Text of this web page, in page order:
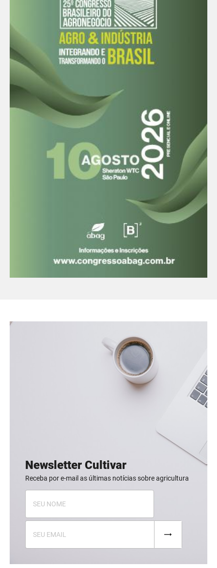
Newsletter Cultivar
Receba por e-mail as últimas notícias sobre agricultura